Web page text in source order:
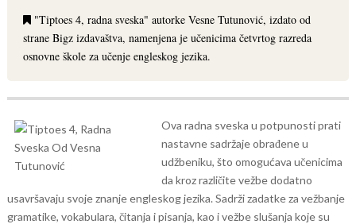
"Tiptoes 4, radna sveska" autorke Vesne Tutunović, izdato od
strane Bigz izdavaštva, namenjena je učenicima četvrtog razreda
osnovne škole za učenje engleskog jezika.
Ova radna sveska u potpunosti prati
nastavne sadržaje obrađene u
udžbeniku, što omogućava učenicima
da kroz različite vežbe dodatno
usavršavaju svoje znanje engleskog jezika. Sadrži zadatke za vežbanje
gramatike, vokabulara, čitanja i pisanja, kao i vežbe slušanja koje su